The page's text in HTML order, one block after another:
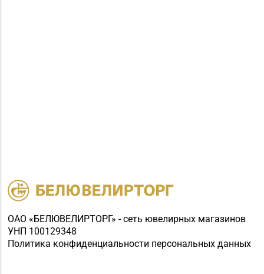
ОАО «БЕЛЮВЕЛИРТОРГ» - сеть ювелирных магазинов
УНП 100129348
Политика конфиденциальности персональных данных